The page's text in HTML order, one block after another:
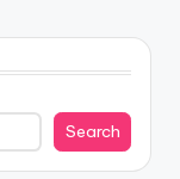
Search